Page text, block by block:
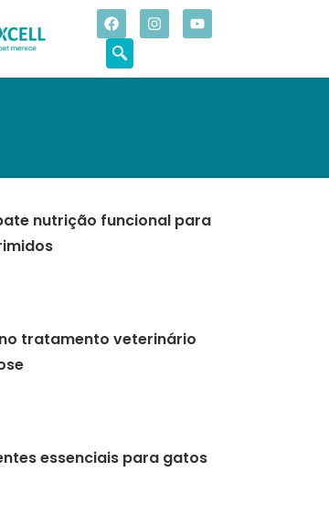
nutrição funcional para
tratamento veterinário
essenciais para gatos